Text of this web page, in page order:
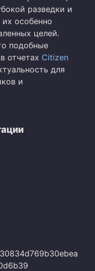
разведки и
их особенно
целей.
подобные
отчетах Citizen
для
и